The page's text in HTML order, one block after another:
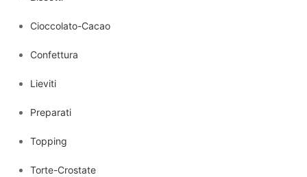
Cioccolato-Cacao
Confettura
Lieviti
Preparati
Topping
Torte-Crostate